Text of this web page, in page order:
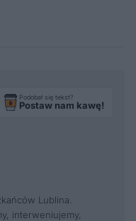
Podobał się tekst?
Postaw nam kawę!
Lublina.
interweniujemy,